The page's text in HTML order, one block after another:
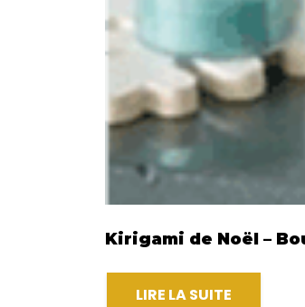
Kirigami de Noël –
LIRE LA SUITE